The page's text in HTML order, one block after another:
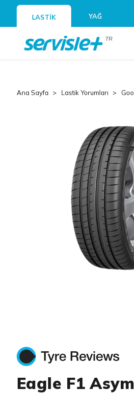
LASTİK YAĞ
TR
Ana Sayfa Lastik Yorumları
Eagle F1